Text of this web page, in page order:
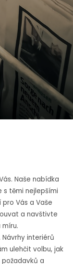
Naše nabídka
s těmi nejlepšími
Vás a Vaše
a navštivte
Návrhy interiérů
ulehčit volbu, jak
a